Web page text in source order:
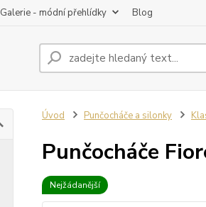
Galerie - módní přehlídky Blog
Úvod Punčocháče a silonky
Punčocháče
Nejžádanější